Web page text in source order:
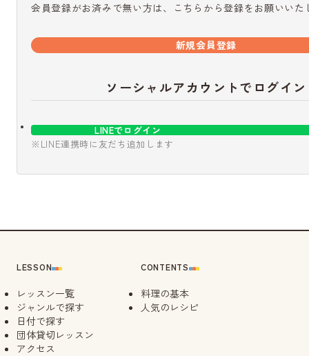
会員登録がお済みで無い方は、こちらから登録をお願いいた
新規会員登録
ソーシャルアカウントでログイン
LINEでログイン
※LINE連携時に友だち追加します
LESSON
レッスン一覧
ジャンルで探す
日付で探す
団体貸切レッスン
アクセス
CONTENTS
料理の基本
人気のレシピ